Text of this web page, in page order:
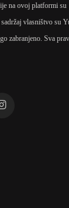
na ovoj platformi su
vlasništvo su
zabranjeno. Sva